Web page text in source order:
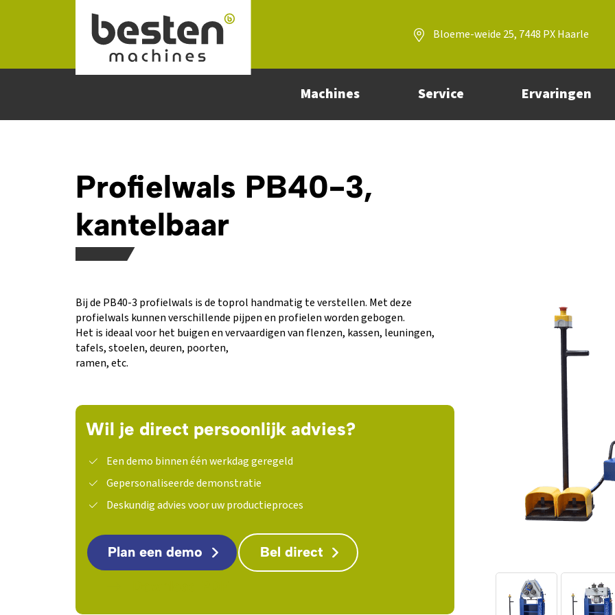
Naar hoofdinhoud
Bloeme-weide 25, 7448 PX Haarle
Machines Service Ervaringen
Profielwals PB40-3,
kantelbaar
Bij de PB40-3 profielwals is de toprol handmatig te verstellen. Met deze
profielwals kunnen verschillende pijpen en profielen worden gebogen.
Het is ideaal voor het buigen en vervaardigen van flenzen, kassen, leuningen,
tafels, stoelen, deuren, poorten,
ramen, etc.
Wil je direct persoonlijk advies?
Een demo binnen één werkdag geregeld
Gepersonaliseerde demonstratie
Deskundig advies voor uw productieproces
Plan een demo Bel direct